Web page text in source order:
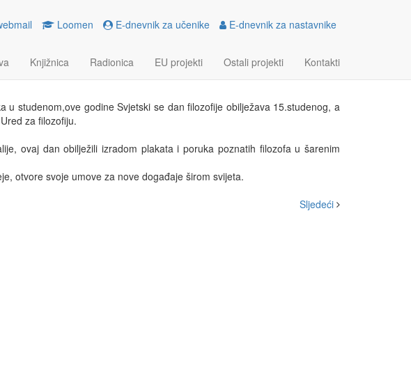
Loomen E-dnevnik za učenike E-dnevnik za nastavnike
Knjižnica Radionica EU projekti Ostali projekti Kontakti
DANA FILOZOFIJE
u studenom,ove godine Svjetski se dan filozofije obilježava 15.studenog, a
za filozofiju.
ovaj dan obilježili izradom plakata i poruka poznatih filozofa u šarenim
otvore svoje umove za nove događaje širom svijeta.
Sljedeći